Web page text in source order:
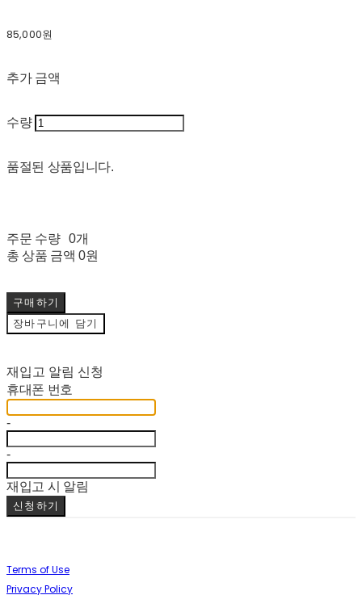
85,000원
추가 금액
수량
품절된 상품입니다.
주문 수량
0개
총 상품 금액 0원
구매하기
장바구니에 담기
재입고 알림 신청
휴대폰 번호
-
-
재입고 시 알림
신청하기
Terms of Use
Privacy Policy